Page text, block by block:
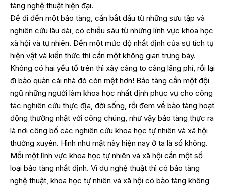
tàng nghệ thuật hiện đại.
Để đi đến một bảo tàng, cần bắt đầu từ những sưu tập và
nghiên cứu lâu dài, có chiều sâu từ những lĩnh vực khoa học
xã hội và tự nhiên. Đến một mức độ nhất định của sự tích tụ
hiện vật và kiến thức thì cần một không gian trưng bày.
Không có hai yếu tố trên thì xây càng to càng lãng phí, rồi lại
đi bảo quản cái nhà đó còn mệt hơn! Bảo tàng cần một đội
ngũ những người làm khoa học nhất định phục vụ cho công
tác nghiên cứu thực địa, đời sống, rồi đem về bảo tàng hoạt
động thường nhật với công chúng, như vậy bảo tàng thực ra
là nơi công bố các nghiên cứu khoa học tự nhiên và xã hội
thường xuyên. Hình như mặt này hiện nay ở ta là số không.
Mỗi một lĩnh vực khoa học tự nhiên và xã hội cần một số
loại bảo tàng nhất định. Ví dụ nghệ thuật thì có bảo tàng
nghệ thuật, khoa học tự nhiên và xã hội có bảo tàng không